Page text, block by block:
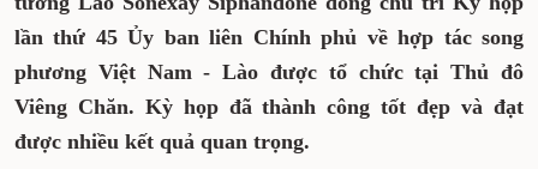
lần thứ 45 Ủy ban liên Chính phủ về hợp tác song
phương Việt Nam - Lào được tổ chức tại Thủ đô
Viêng Chăn. Kỳ họp đã thành công tốt đẹp và đạt
được nhiều kết quả quan trọng.